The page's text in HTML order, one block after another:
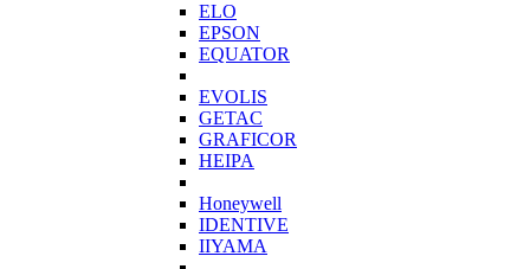
ELO
EPSON
EQUATOR
EVOLIS
GETAC
GRAFICOR
HEIPA
Honeywell
IDENTIVE
IIYAMA